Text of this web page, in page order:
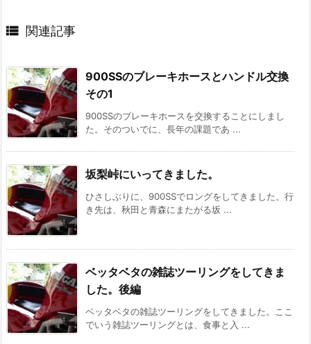
 関連記事
900SSのブレーキホースとハンドル交換
その1
900SSのブレーキホースを交換することにしまし
た。そのついでに、長年の課題であ ...
坂梨峠にいってきました。
ひさしぶりに、900SSでロングをしてきました。行
き先は、秋田と青森にまたがる坂 ...
ベッタベタの雑誌ツーリングをしてきま
した。後編
ベッタベタの雑誌ツーリングをしてきました。ここ
でいう雑誌ツーリングとは、食事と入 ...